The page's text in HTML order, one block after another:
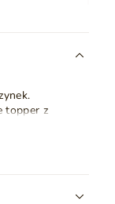
topper z